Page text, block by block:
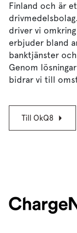
Finland och är
driver vi
erbjuder bland
banktjänster
Genom
bidrar vi till
Till OkQ8